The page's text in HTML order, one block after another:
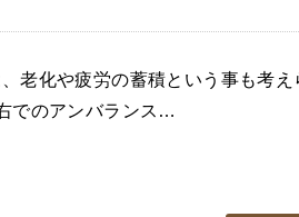
老化や疲労の蓄積という事も考え
でのアンバランス…